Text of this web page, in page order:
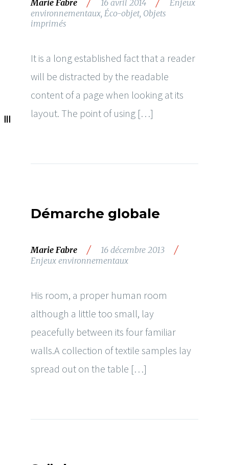
Marie Fabre 16 avril 2014
Enjeux
environnementaux, Éco-objet, Objets
imprimés
It is a long established fact that a reader
will be distracted by the readable
content of a page when looking at its
layout. The point of using […]
Démarche globale
Marie Fabre / 16 décembre 2013 /
Enjeux environnementaux
His room, a proper human room
although a little too small, lay
peacefully between its four familiar
walls.A collection of textile samples lay
spread out on the table […]